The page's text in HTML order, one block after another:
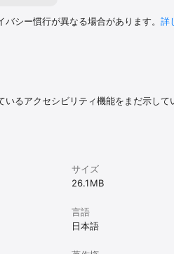
シー慣行が異なる場合があります。 詳
るアクセシビリティ機能をまだ示して
サイズ
26.1 MB
言語
日本語